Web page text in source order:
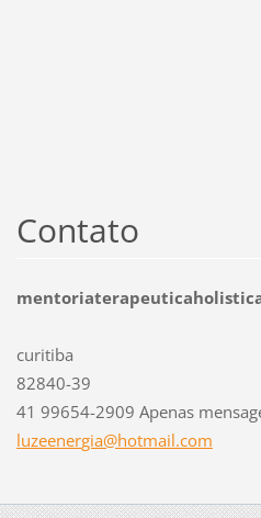
Contato
curitiba
82840-39
41 99654-2909 Apenas
luzeenergia@hotmail.com